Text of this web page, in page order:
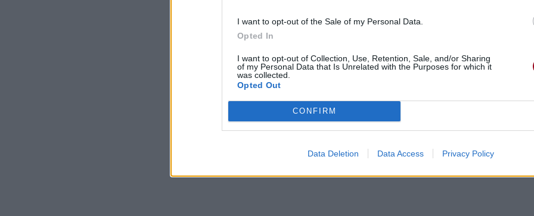
I want to opt-out of the Sale of my Personal Data.
Opted In
I want to opt-out of Collection, Use, Retention, Sale, and/or Sharing
of my Personal Data that Is Unrelated with the Purposes for which it
was collected.
Opted Out
CONFIRM
Data Deletion Data Access Privacy Policy